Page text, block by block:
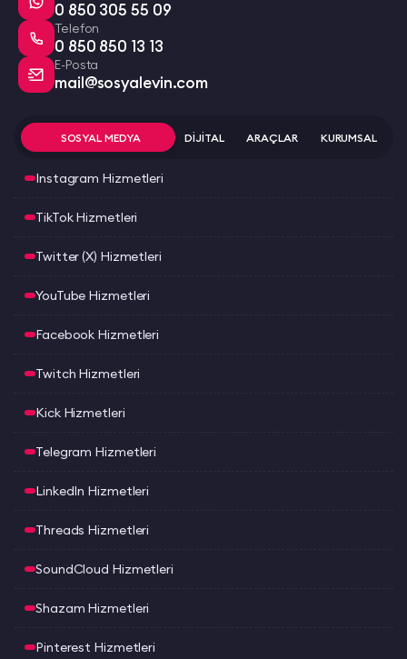
0 850 305 55 09
Telefon
0 850 850 13 13
E-Posta
mail@sosyalevin.com
SOSYAL MEDYA DİJİTAL ARAÇLAR KURUMSAL
Instagram Hizmetleri
TikTok Hizmetleri
Twitter (X) Hizmetleri
YouTube Hizmetleri
Facebook Hizmetleri
Twitch Hizmetleri
Kick Hizmetleri
Telegram Hizmetleri
LinkedIn Hizmetleri
Threads Hizmetleri
SoundCloud Hizmetleri
Shazam Hizmetleri
Pinterest Hizmetleri